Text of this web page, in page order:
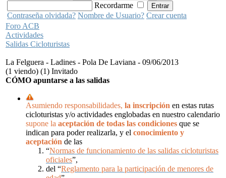
Recordarme
Contraseña olvidada? Nombre de Usuario? Crear cuenta
Foro ACB
Actividades
Salidas Cicloturistas
La Felguera - Ladines - Pola De Laviana - 09/06/2013
(1 viendo) (1) Invitado
CÓMO apuntarse a las salidas
Asumiendo responsabilidades, la inscripción en estas rutas
cicloturistas y/o actividades englobadas en nuestro calendario
supone la aceptación de todas las condiciones que se
indican para poder realizarla, y el conocimiento y
aceptación de las
“Normas de funcionamiento de las salidas cicloturistas
oficiales”,
del “Reglamento para la participación de menores de